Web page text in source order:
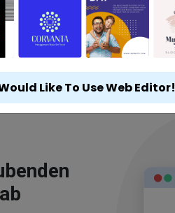
Like To Use Web Editor!